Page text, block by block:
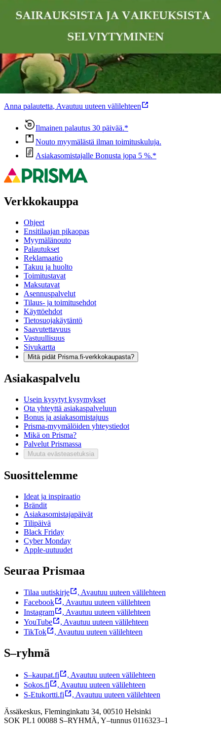
Ominaisuudet
Oletko tyytyväinen tuotetietoihin?
Ovatko tuotetiedot riittävät? Jos tuotetiedoissa on puutteita tai niitä
voisi muuten parantaa, anna palautetta.
Anna palautetta, Avautuu uuteen välilehteen
Ilmainen palautus 30 päivää.*
Nouto myymälästä ilman toimituskuluja.
Asiakasomistajalle Bonusta jopa 5 %.*
Verkkokauppa
Ohjeet
Ensitilaajan pikaopas
Myymälänouto
Palautukset
Reklamaatio
Takuu ja huolto
Toimitustavat
Maksutavat
Asennuspalvelut
Tilaus- ja toimitusehdot
Käyttöehdot
Tietosuojakäytäntö
Saavutettavuus
Vastuullisuus
Sivukartta
Mitä pidät Prisma.fi-verkkokaupasta?
Asiakaspalvelu
Usein kysytyt kysymykset
Ota yhteyttä asiakaspalveluun
Bonus ja asiakasomistajuus
Prisma-myymälöiden yhteystiedot
Mikä on Prisma?
Palvelut Prismassa
Muuta evästeasetuksia
Suosittelemme
Ideat ja inspiraatio
Brändit
Asiakasomistajapäivät
Tilipäivä
Black Friday
Cyber Monday
Apple-uutuudet
Seuraa Prismaa
Tilaa uutiskirje , Avautuu uuteen välilehteen
Facebook
, Avautuu uuteen välilehteen
Instagram
, Avautuu uuteen välilehteen
YouTube
, Avautuu uuteen välilehteen
TikTok
, Avautuu uuteen välilehteen
S–ryhmä
S–kaupat.fi , Avautuu uuteen välilehteen
Sokos.fi
, Avautuu uuteen välilehteen
S-Etukortti.fi
, Avautuu uuteen välilehteen
Ässäkeskus, Fleminginkatu 34, 00510 Helsinki
SOK PL1 00088 S–RYHMÄ, Y–tunnus 0116323–1